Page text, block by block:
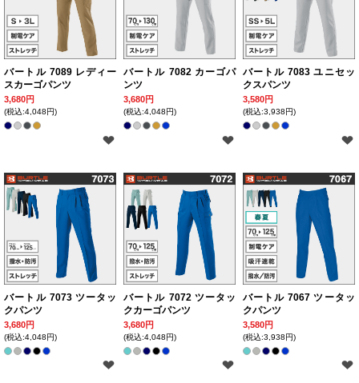
バートル 7089 レディー
スカーゴパンツ
3,680円
(税込:4,048円)
バートル 7082 カーゴパ
ンツ
3,680円
(税込:4,048円)
バートル 7083 ユニセッ
クスパンツ
3,580円
(税込:3,938円)
バートル 7073 ツータッ
クパンツ
3,680円
(税込:4,048円)
バートル 7072 ツータッ
クカーゴパンツ
3,680円
(税込:4,048円)
バートル 7067 ツータッ
クパンツ
3,580円
(税込:3,938円)